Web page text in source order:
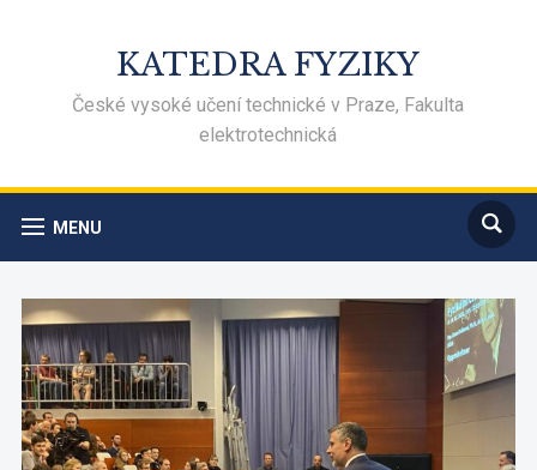
KATEDRA FYZIKY
České vysoké učení technické v Praze, Fakulta
elektrotechnická
MENU